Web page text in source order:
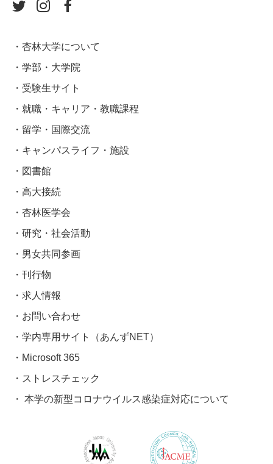
杏林大学について
学部・大学院
受験生サイト
就職・キャリア・教職課程
留学・国際交流
キャンパスライフ・施設
図書館
高大接続
杏林医学会
研究・社会活動
男女共同参画
刊行物
求人情報
お問い合わせ
学内専用サイト（あんずNET）
Microsoft 365
ストレスチェック
本学の新型コロナウイルス感染症対応について